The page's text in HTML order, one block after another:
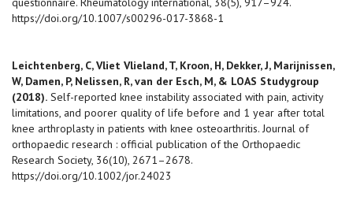
https://doi.org/10.1007/s00296-017-3868-1
Leichtenberg, C, Vliet Vlieland, T, Kroon, H, Dekker, J, Marijnissen,
W, Damen, P, Nelissen, R, van der Esch, M, & LOAS Studygroup
(2018). Self-reported knee instability associated with pain, activity
limitations, and poorer quality of life before and 1 year after total
knee arthroplasty in patients with knee osteoarthritis. Journal of
orthopaedic research : official publication of the Orthopaedic
Research Society, 36(10), 2671–2678.
https://doi.org/10.1002/jor.24023